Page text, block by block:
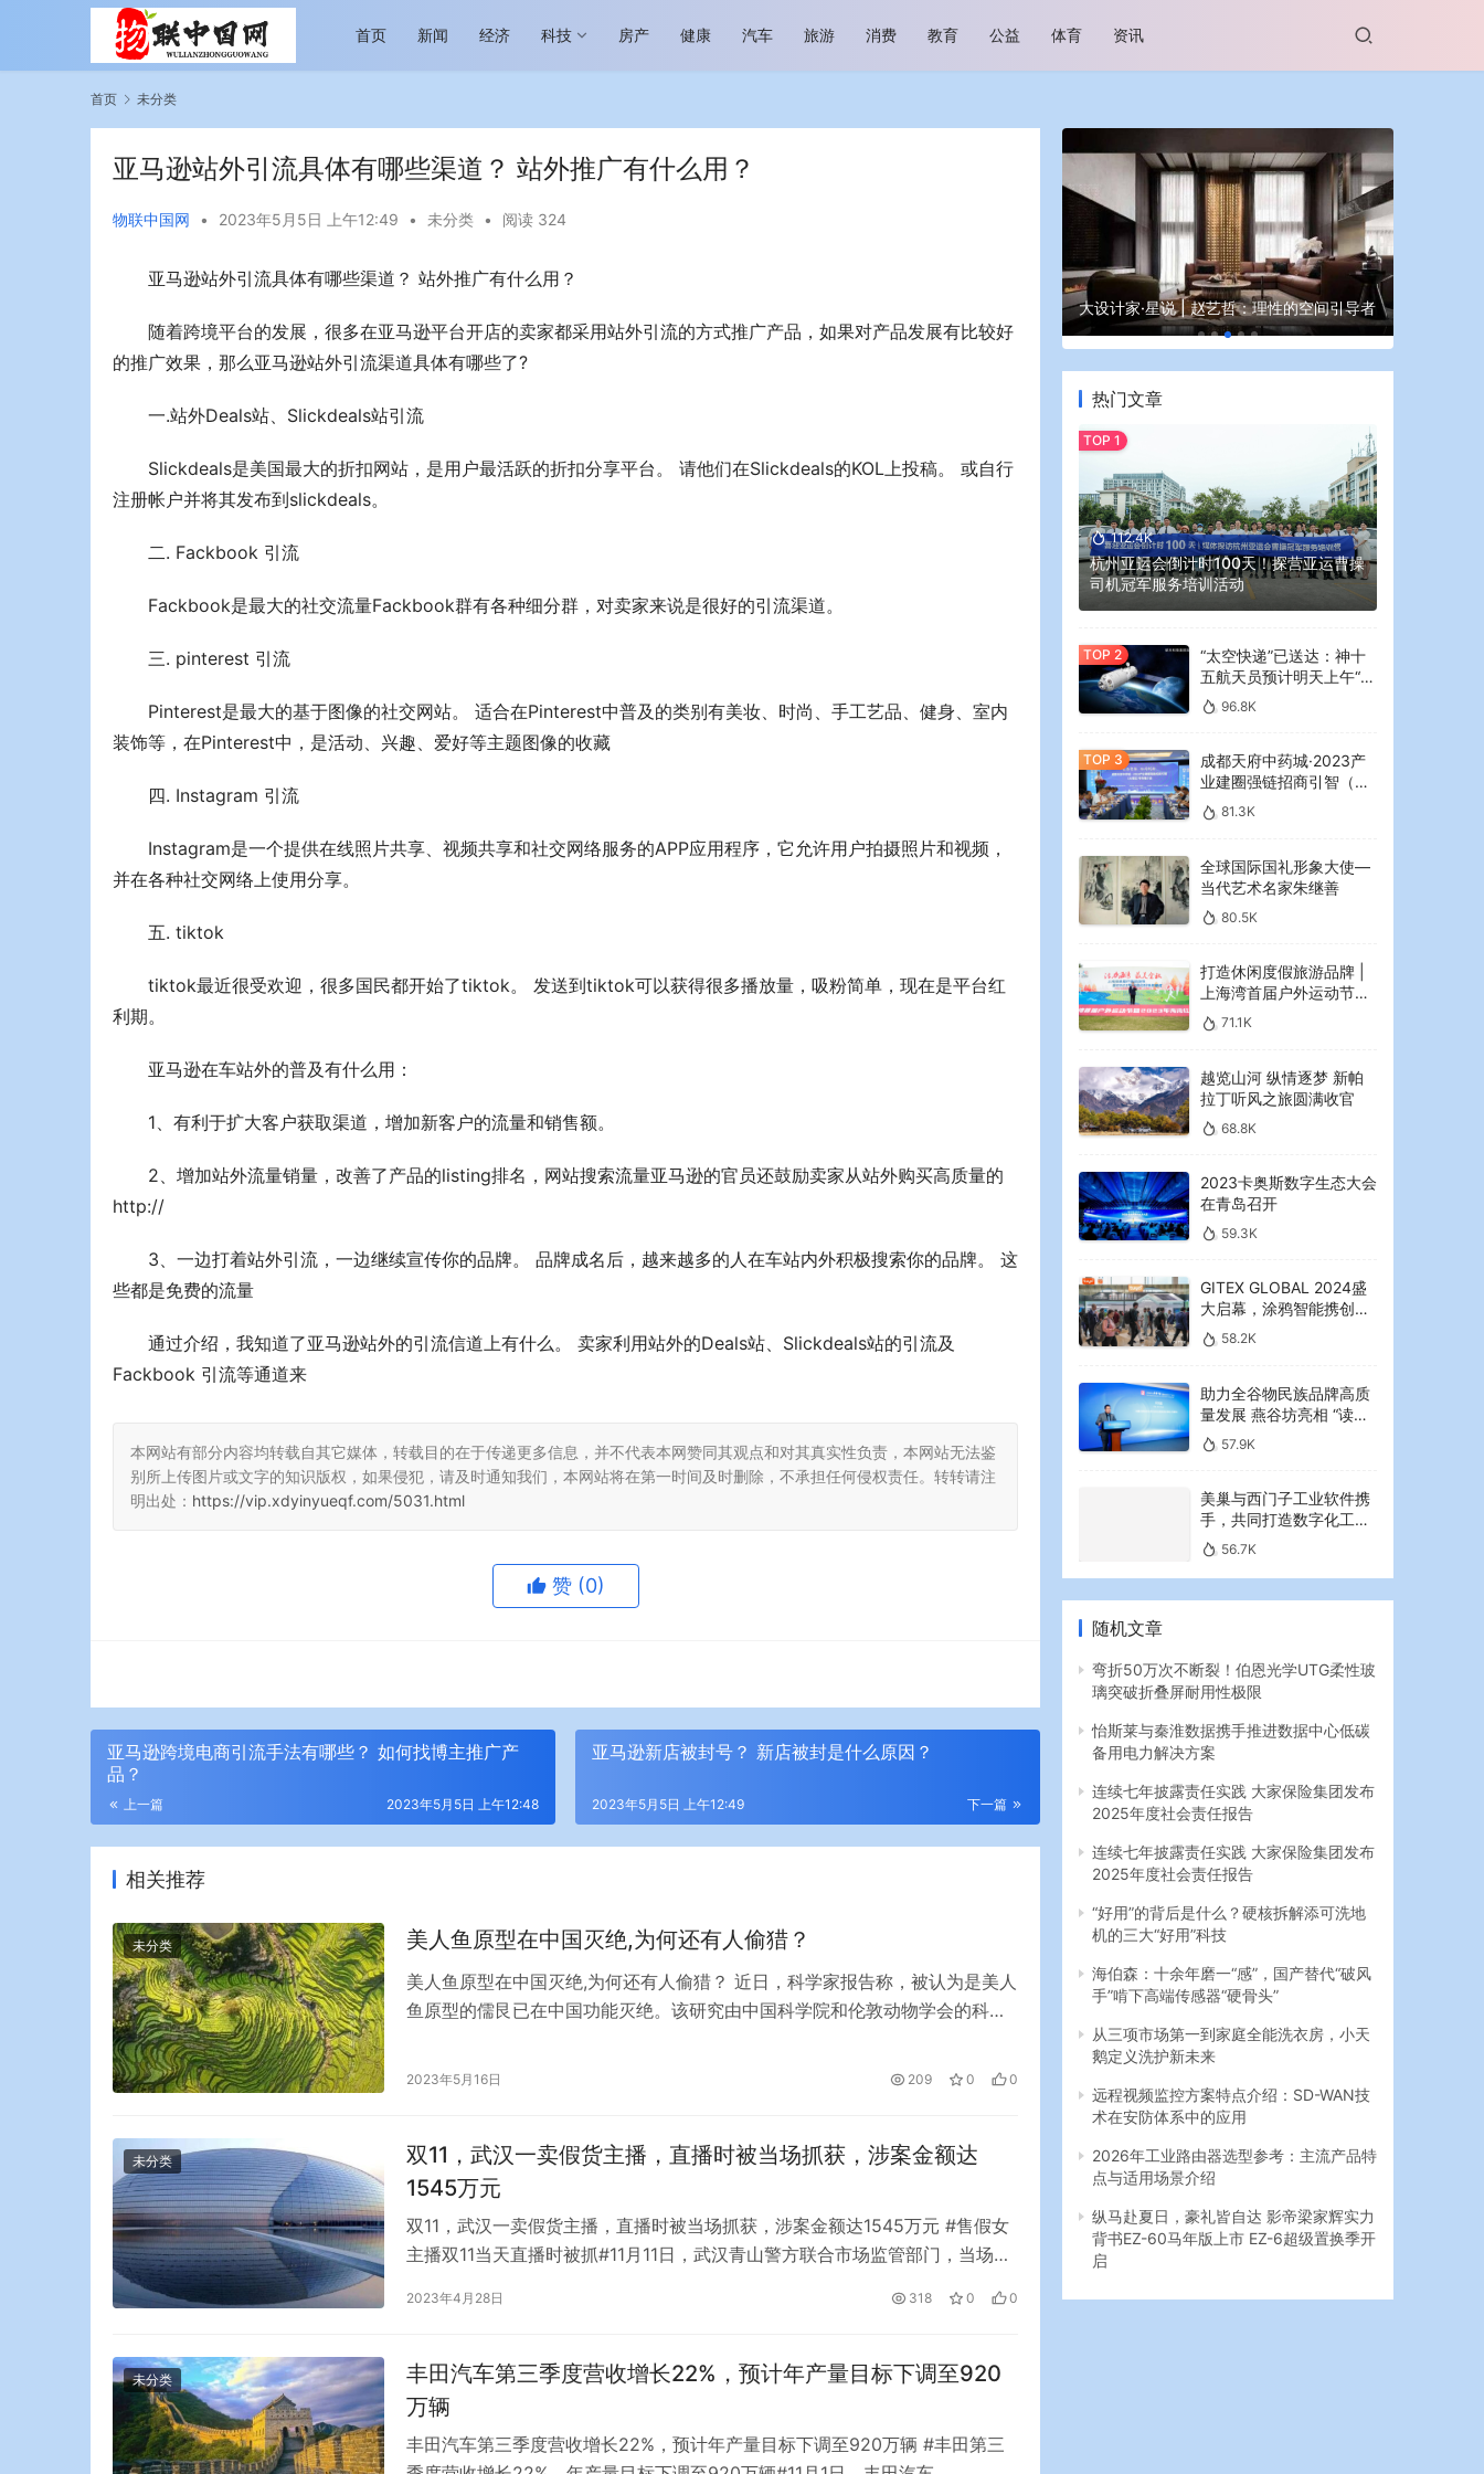
首页 新闻 经济 科技 房产 健康 汽车 旅游 消费 教育 公益 体育 资讯
首页 未分类
亚马逊站外引流具体有哪些渠道？ 站外推广有什么用？
物联中国网 • 2023年5月5日 上午12:49 • 未分类 • 阅读 324
亚马逊站外引流具体有哪些渠道？ 站外推广有什么用？
随着跨境平台的发展，很多在亚马逊平台开店的卖家都采用站外引流的方式推广产品，如果对产品发展有比较好
的推广效果，那么亚马逊站外引流渠道具体有哪些了?
一.站外Deals站、Slickdeals站引流
Slickdeals是美国最大的折扣网站，是用户最活跃的折扣分享平台。 请他们在Slickdeals的KOL上投稿。 或自行
注册帐户并将其发布到slickdeals。
二. Fackbook 引流
Fackbook是最大的社交流量Fackbook群有各种细分群，对卖家来说是很好的引流渠道。
三. pinterest 引流
Pinterest是最大的基于图像的社交网站。 适合在Pinterest中普及的类别有美妆、时尚、手工艺品、健身、室内
装饰等，在Pinterest中，是活动、兴趣、爱好等主题图像的收藏
四. Instagram 引流
Instagram是一个提供在线照片共享、视频共享和社交网络服务的APP应用程序，它允许用户拍摄照片和视频，
并在各种社交网络上使用分享。
五. tiktok
tiktok最近很受欢迎，很多国民都开始了tiktok。 发送到tiktok可以获得很多播放量，吸粉简单，现在是平台红
利期。
亚马逊在车站外的普及有什么用：
1、有利于扩大客户获取渠道，增加新客户的流量和销售额。
2、增加站外流量销量，改善了产品的listing排名，网站搜索流量亚马逊的官员还鼓励卖家从站外购买高质量的
http://
3、一边打着站外引流，一边继续宣传你的品牌。 品牌成名后，越来越多的人在车站内外积极搜索你的品牌。 这
些都是免费的流量
通过介绍，我知道了亚马逊站外的引流信道上有什么。 卖家利用站外的Deals站、Slickdeals站的引流及
Fackbook 引流等通道来
本网站有部分内容均转载自其它媒体，转载目的在于传递更多信息，并不代表本网赞同其观点和对其真实性负责，本网站无法鉴
别所上传图片或文字的知识版权，如果侵犯，请及时通知我们，本网站将在第一时间及时删除，不承担任何侵权责任。转转请注
明出处： https://vip.xdyinyueqf.com/5031.html
赞 (0)
亚马逊跨境电商引流手法有哪些？ 如何找博主推广产
品？
上一篇 2023年5月5日 上午12:48
亚马逊新店被封号？ 新店被封是什么原因？
下一篇
2023年5月5日 上午12:49
相关推荐
未分类 美人鱼原型在中国灭绝,为何还有人偷猎？
美人鱼原型在中国灭绝,为何还有人偷猎？ 近日，科学家报告称，被认为是美人
鱼原型的儒艮已在中国功能灭绝。该研究由中国科学院和伦敦动物学会的科学
国列为国家一级重点保护动物，然而自 2008 年以来，已没有儒艮在中国出现
2023年5月16日 209 0 0
未分类
双11，武汉一卖假货主播，直播时被当场抓获，涉案金额达
1545万元
双11，武汉一卖假货主播，直播时被当场抓获，涉案金额达1545万元 #售假女
主播双11当天直播时被抓#11月11日，武汉青山警方联合市场监管部门，当场抓
侈品牌，销售假冒服装3万余件，涉案金额1545万元。目前，案件正在办理
2023年4月28日 318 0 0
未分类
丰田汽车第三季度营收增长22%，预计年产量目标下调至920
万辆
丰田汽车第三季度营收增长22%，预计年产量目标下调至920万辆 #丰田第三
今年旅游市场进入恢复发展快车道 向“新”而
助力全谷物民族品牌高质量发展 燕谷坊亮相
蒙牛亮相大国好货展 “牛气家底”引爆全场
热门文章
112.4K
杭州亚运会倒计时100天！探营亚运曹操
司机冠军服务培训活动
五航天员预计明天上午“拆
快递”
业建圈强链招商引智（大
湾区）专场推介会在广州
举行
当代艺术名家朱继善
打造休闲度假旅游品牌 |
上海湾首届户外运动节暨
2023年海湾红叶节启幕
拉丁听风之旅圆满收官
在青岛召开
大启幕，涂鸦智能携创新
AI解决方案引领中东可持
续未来
量发展 燕谷坊亮相 “读懂
中国”国际会议
手，共同打造数字化工业
新篇章
璃突破折叠屏耐用性极限
备用电力解决方案
2025年度社会责任报告
2025年度社会责任报告
机的三大“好用”科技
手”啃下高端传感器“硬骨头”
鹅定义洗护新未来
术在安防体系中的应用
点与适用场景介绍
背书EZ-60马年版上市 EZ-6超级置换季开
启